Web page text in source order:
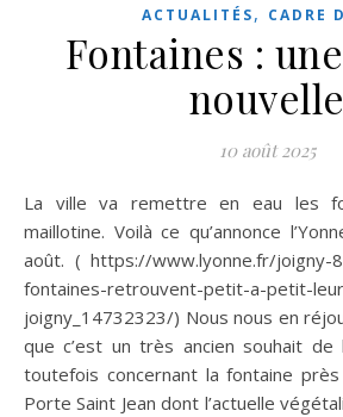
ACTUALITÉS, CADRE
Fontaines :
nouvelle
10 août 2025
La ville va remettre en eau les fontaines de la cité
maillotine. Voilà ce qu’annonce
août. ( https://www.lyonne.fr/joigny-
fontaines-retrouvent-petit-a-petit-
joigny_14732323/) Nous nous en
que c’est un très ancien souhait de
toutefois concernant la fontaine
Porte Saint Jean dont l’actuelle